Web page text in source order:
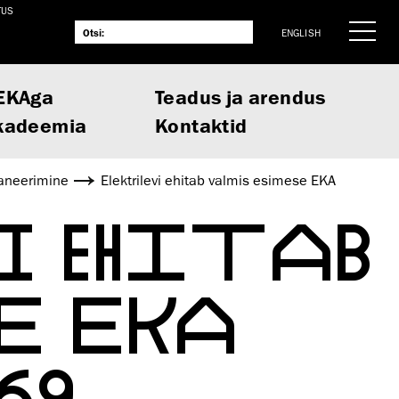
ENGLISH
Teadus ja arendus
Kontaktid
Elektrilevi ehitab valmis esimese EKA
EHITAB
EKA